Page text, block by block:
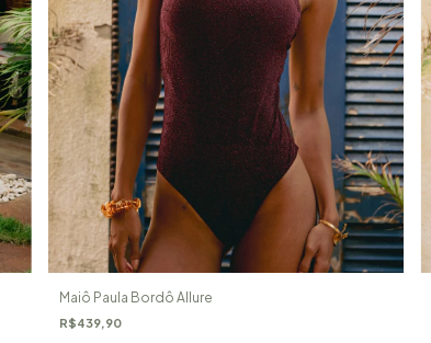
Maiô Paula Bordô Allure
R$439,90